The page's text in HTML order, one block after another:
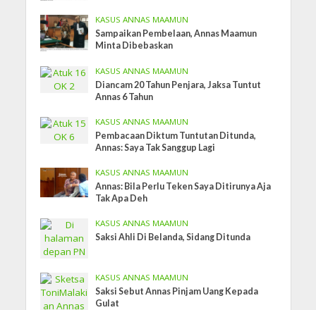
KASUS ANNAS MAAMUN
Sampaikan Pembelaan, Annas Maamun
Minta Dibebaskan
KASUS ANNAS MAAMUN
Diancam 20 Tahun Penjara, Jaksa Tuntut
Annas 6 Tahun
KASUS ANNAS MAAMUN
Pembacaan Diktum Tuntutan Ditunda,
Annas: Saya Tak Sanggup Lagi
KASUS ANNAS MAAMUN
Annas: Bila Perlu Teken Saya Ditirunya Aja
Tak Apa Deh
KASUS ANNAS MAAMUN
Saksi Ahli Di Belanda, Sidang Ditunda
KASUS ANNAS MAAMUN
Saksi Sebut Annas Pinjam Uang Kepada
Gulat